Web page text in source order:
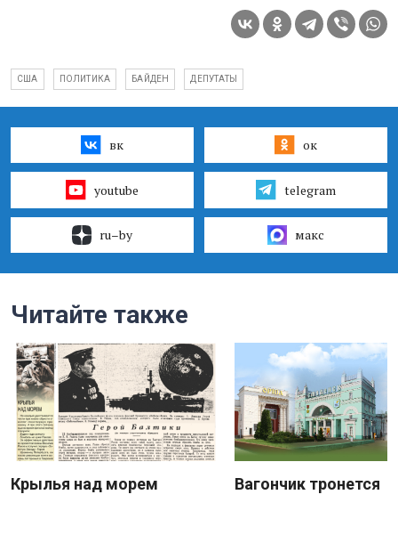
США ПОЛИТИКА БАЙДЕН ДЕПУТАТЫ
вк ок
youtube telegram
ru–by макс
Читайте также
Крылья над морем Вагончик тронется